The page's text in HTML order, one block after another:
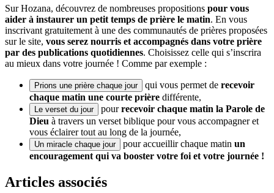
Sur Hozana, découvrez de nombreuses propositions pour vous
aider à instaurer un petit temps de prière le matin. En vous
inscrivant gratuitement à une des communautés de prières proposées
sur le site, vous serez nourris et accompagnés dans votre prière
par des publications quotidiennes. Choisissez celle qui s’inscrira
au mieux dans votre journée ! Comme par exemple :
Prions une prière chaque jour qui vous permet de recevoir
chaque matin une courte prière différente,
Le verset du jour pourrecevoir chaque matin la Parole de
Dieu à travers un verset biblique pour vous accompagner et
vous éclairer tout au long de la journée,
Un miracle chaque jour pour accueillir chaque matin un
encouragement qui va booster votre foi et votre journée !
Articles associés